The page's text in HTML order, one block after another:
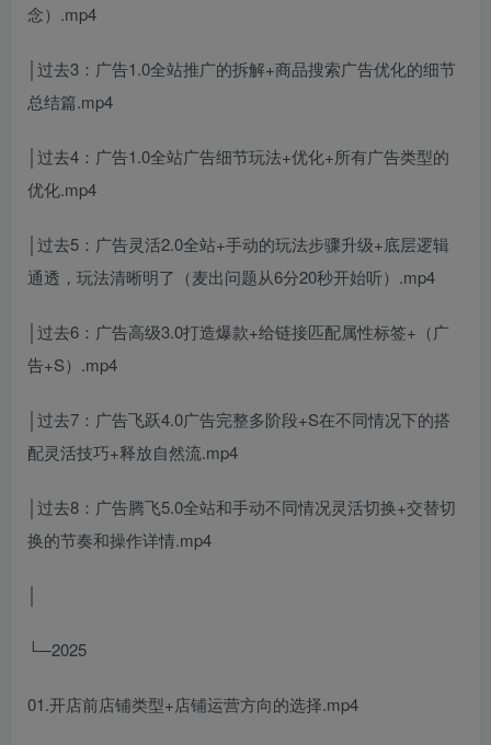
念）.mp4
│过去3：广告1.0全站推广的拆解+商品搜索广告优化的细节
总结篇.mp4
│过去4：广告1.0全站广告细节玩法+优化+所有广告类型的
优化.mp4
│过去5：广告灵活2.0全站+手动的玩法步骤升级+底层逻辑
通透，玩法清晰明了（麦出问题从6分20秒开始听）.mp4
│过去6：广告高级3.0打造爆款+给链接匹配属性标签+（广
告+S）.mp4
│过去7：广告飞跃4.0广告完整多阶段+S在不同情况下的搭
配灵活技巧+释放自然流.mp4
│过去8：广告腾飞5.0全站和手动不同情况灵活切换+交替切
换的节奏和操作详情.mp4
└─2025
01.开店前店铺类型+店铺运营方向的选择.mp4